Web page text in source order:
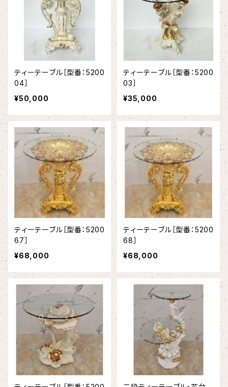
ティーテーブル［型番：5200
04］
¥50,000
ティーテーブル［型番：5200
03］
¥35,000
ティーテーブル［型番：5200
67］
¥68,000
ティーテーブル［型番：5200
68］
¥68,000